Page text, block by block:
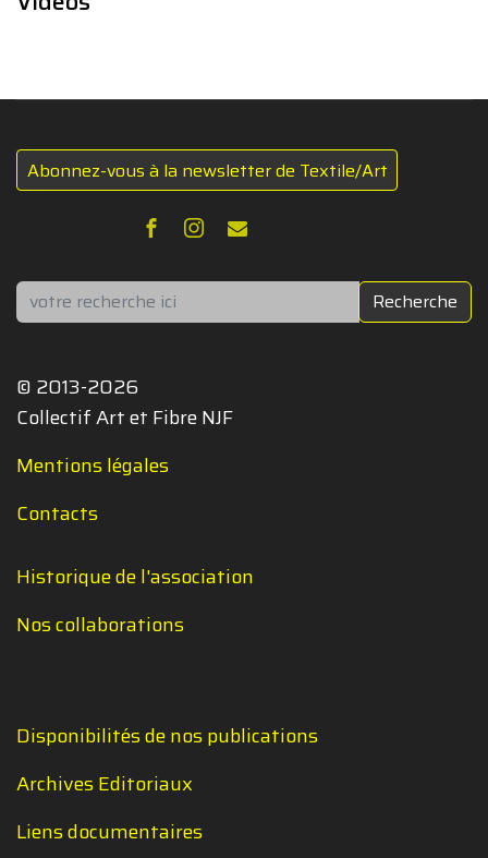
Abonnez-vous à la newsletter de Textile/Art
Rechercher Recherche
© 2013-2026
Collectif Art et Fibre NJF
Mentions légales
Contacts
Historique de l'association
Nos collaborations
Disponibilités de nos publications
Archives Editoriaux
Liens documentaires